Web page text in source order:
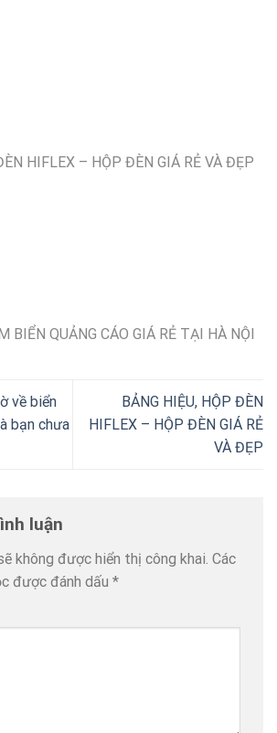
HIFLEX – HỘP ĐÈN GIÁ RẺ VÀ ĐẸP
BIỂN QUẢNG CÁO GIÁ RẺ TẠI HÀ NỘI
về biển
bạn chưa
BẢNG HIỆU, HỘP ĐÈN
HIFLEX – HỘP ĐÈN GIÁ RẺ
VÀ ĐẸP
luận
không được hiển thị công khai. Các
được đánh dấu *